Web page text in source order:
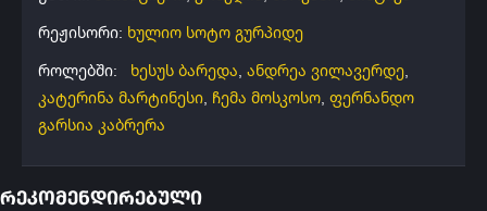
რეჟისორი: ხულიო სოტო გურპიდე
როლებში:
ხესუს ბარედა, ანდრეა ვილავერდე,
კატერინა მარტინესი, ჩემა მოსკოსო, ფერნანდო
გარსია კაბრერა
რეკომენდირებული